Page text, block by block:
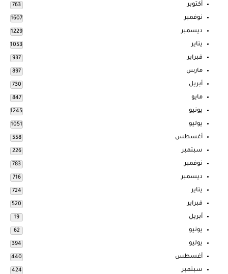
أكتوبر 763
نوفمبر 1607
ديسمبر 1229
يناير 1053
فبراير 937
مارس 897
أبريل 730
مايو 847
يونيو 1245
يوليو 1051
أغسطس 558
سبتمبر 226
نوفمبر 783
ديسمبر 716
يناير 724
فبراير 520
أبريل 19
يونيو 62
يوليو 394
أغسطس 440
سبتمبر 424